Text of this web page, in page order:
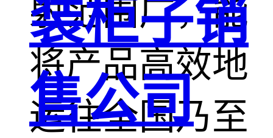
射范围广，能
将产品高效地
运往全国乃至
装柜子销
售公司